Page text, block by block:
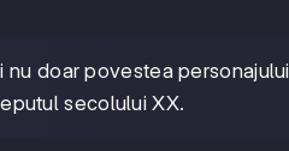
nu doar povestea personajului
secolului XX.